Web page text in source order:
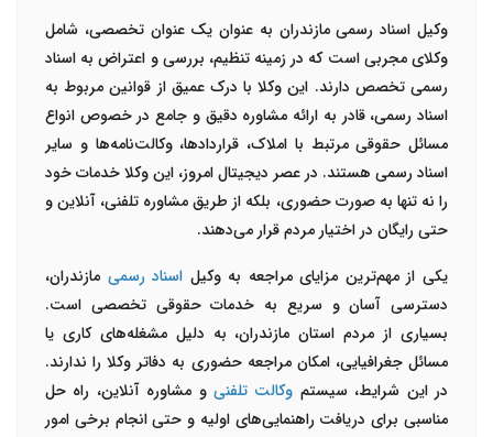
وکیل اسناد رسمی مازندران به عنوان یک عنوان تخصصی، شامل
وکلای مجربی است که در زمینه تنظیم، بررسی و اعتراض به اسناد
رسمی تخصص دارند. این وکلا با درک عمیق از قوانین مربوط به
اسناد رسمی، قادر به ارائه مشاوره دقیق و جامع در خصوص انواع
مسائل حقوقی مرتبط با املاک، قراردادها، وکالت‌نامه‌ها و سایر
اسناد رسمی هستند. در عصر دیجیتال امروز، این وکلا خدمات خود
را نه تنها به صورت حضوری، بلکه از طریق مشاوره تلفنی، آنلاین و
حتی رایگان در اختیار مردم قرار می‌دهند.
یکی از مهم‌ترین مزایای مراجعه به وکیل اسناد رسمی مازندران،
دسترسی آسان و سریع به خدمات حقوقی تخصصی است.
بسیاری از مردم استان مازندران، به دلیل مشغله‌های کاری یا
مسائل جغرافیایی، امکان مراجعه حضوری به دفاتر وکلا را ندارند.
در این شرایط، سیستم وکالت تلفنی و مشاوره آنلاین، راه حل
مناسبی برای دریافت راهنمایی‌های اولیه و حتی انجام برخی امور